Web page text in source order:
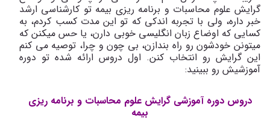
گرایش علوم محاسبات و برنامه ریزی بیمه تو کارشناسی ارشد
خبر داره، ولی با تجربه اندکی که تو این مدت کسب کردم، به
کسایی که اوضاع زبان انگلیسی خوبی دارن، یا حس میکنن که
میتونن خودشون رو راه بندازن، بی چون و چرا، توصیه می‌ کنم
این گرایش رو انتخاب کنن. اول دروس ارائه شده تو دوره
آموزشیش رو ببینید:
دروس دوره آموزشی گرایش علوم محاسبات و برنامه ریزی
بیمه